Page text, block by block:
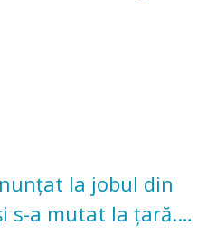
satisfacție”
la jobul din
s-a mutat la țară.